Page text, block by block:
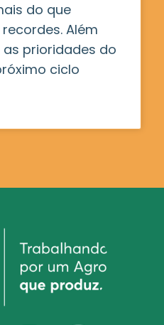
do que
Além
as prioridades do
ciclo